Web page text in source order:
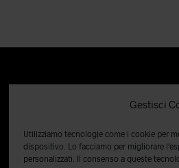
Gestisci
Utilizziamo tecnologie come i cookie per
dispositivo. Lo facciamo per migliorare
personalizzati. Il consenso a queste
era: